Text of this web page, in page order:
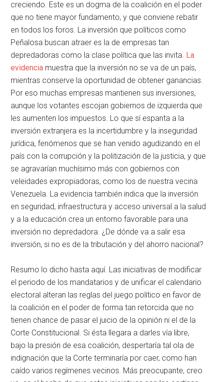
creciendo. Este es un dogma de la coalición en el poder
que no tiene mayor fundamento, y que conviene rebatir
en todos los foros. La inversión que políticos como
Peñalosa buscan atraer es la de empresas tan
depredadoras como la clase política que las invita. La
evidencia muestra que la inversión no se va de un país,
mientras conserve la oportunidad de obtener ganancias.
Por eso muchas empresas mantienen sus inversiones,
aunque los votantes escojan gobiernos de izquierda que
les aumenten los impuestos. Lo que sí espanta a la
inversión extranjera es la incertidumbre y la inseguridad
jurídica, fenómenos que se han venido agudizando en el
país con la corrupción y la politización de la justicia, y que
se agravarían muchísimo más con gobiernos con
veleidades expropiadoras, como los de nuestra vecina
Venezuela. La evidencia también indica que la inversión
en seguridad, infraestructura y acceso universal a la salud
y a la educación crea un entorno favorable para una
inversión no depredadora. ¿De dónde va a salir esa
inversión, si no es de la tributación y del ahorro nacional?
Resumo lo dicho hasta aquí. Las iniciativas de modificar
el periodo de los mandatarios y de unificar el calendario
electoral alteran las reglas del juego político en favor de
la coalición en el poder de forma tan retorcida que no
tienen chance de pasar el juicio de la opinión ni el de la
Corte Constitucional. Si ésta llegara a darles vía libre,
bajo la presión de esa coalición, despertaría tal ola de
indignación que la Corte terminaría por caer, como han
caído varios regímenes vecinos. Más preocupante, creo